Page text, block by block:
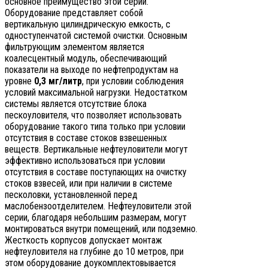
Оборудование представляет собой
вертикальную цилиндрическую емкость, с
одноступенчатой системой очистки. Основным
фильтрующим элементом является
коалесцентный модуль, обеспечивающий
показатели на выходе по нефтепродуктам на
уровне 0,3 мг/литр, при условии соблюдения
условий максимальной нагрузки. Недостатком
системы является отсутствие блока
пескоуловителя, что позволяет использовать
оборудование такого типа только при условии
отсутствия в составе стоков взвешенных
веществ. Вертикальные нефтеуловители могут
эффективно использоваться при условии
отсутствия в составе поступающих на очистку
стоков взвесей, или при наличии в системе
песколовки, установленной перед
маслобензоотделителем. Нефтеуловители этой
серии, благодаря небольшим размерам, могут
монтироваться внутри помещений, или подземно.
Жесткость корпусов допускает монтаж
нефтеуловителя на глубине до 10 метров, при
этом оборудование доукомплектовывается